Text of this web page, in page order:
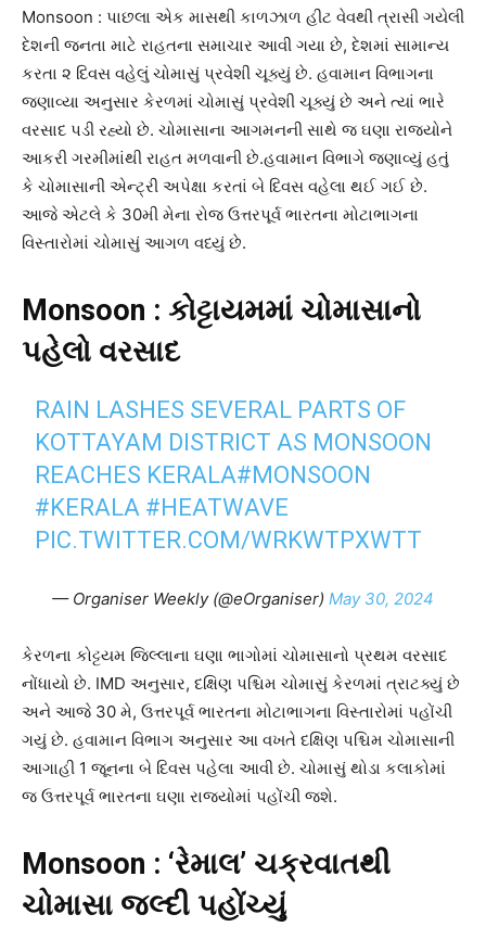
Monsoon : પાછલા એક માસથી કાળઝાળ હીટ વેવથી ત્રાસી ગયેલી
દેશની જનતા માટે રાહતના સમાચાર આવી ગયા છે, દેશમાં સામાન્ય
કરતા ૨ દિવસ વહેલું ચોમાસું પ્રવેશી ચૂક્યું છે. હવામાન વિભાગના
જણાવ્યા અનુસાર કેરળમાં ચોમાસું પ્રવેશી ચૂક્યું છે અને ત્યાં ભારે
વરસાદ પડી રહ્યો છે. ચોમાસાના આગમનની સાથે જ ઘણા રાજ્યોને
આકરી ગરમીમાંથી રાહત મળવાની છે.હવામાન વિભાગે જણાવ્યું હતું
કે ચોમાસાની એન્ટ્રી અપેક્ષા કરતાં બે દિવસ વહેલા થઈ ગઈ છે.
આજે એટલે કે 30મી મેના રોજ ઉત્તરપૂર્વ ભારતના મોટાભાગના
વિસ્તારોમાં ચોમાસું આગળ વધ્યું છે.
Monsoon : કોટ્ટાયમમાં ચોમાસાનો
પહેલો વરસાદ
RAIN LASHES SEVERAL PARTS OF
KOTTAYAM DISTRICT AS MONSOON
REACHES KERALA#MONSOON
#KERALA #HEATWAVE
PIC.TWITTER.COM/WRKWTPXWTT
— Organiser Weekly (@eOrganiser) May 30, 2024
કેરળના કોટ્ટયમ જિલ્લાના ઘણા ભાગોમાં ચોમાસાનો પ્રથમ વરસાદ
નોંધાયો છે. IMD અનુસાર, દક્ષિણ પશ્ચિમ ચોમાસું કેરળમાં ત્રાટક્યું છે
અને આજે 30 મે, ઉત્તરપૂર્વ ભારતના મોટાભાગના વિસ્તારોમાં પહોંચી
ગયું છે. હવામાન વિભાગ અનુસાર આ વખતે દક્ષિણ પશ્ચિમ ચોમાસાની
આગાહી 1 જૂનના બે દિવસ પહેલા આવી છે. ચોમાસું થોડા કલાકોમાં
જ ઉત્તરપૂર્વ ભારતના ઘણા રાજ્યોમાં પહોંચી જશે.
Monsoon : ‘રેમાલ’ ચક્રવાતથી
ચોમાસા જલ્દી પહોંચ્યું